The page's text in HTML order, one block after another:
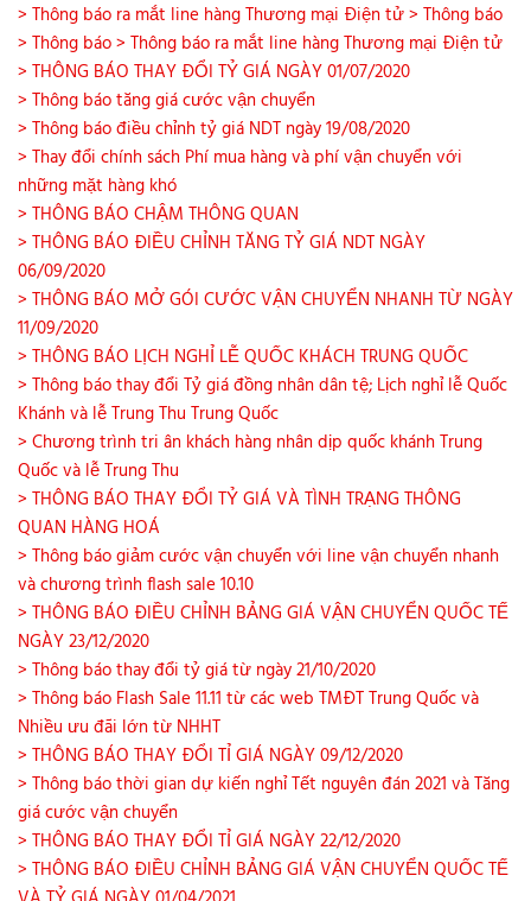
> Thông báo ra mắt line hàng Thương mại Điện tử> Thông báo
> Thông báo> Thông báo ra mắt line hàng Thương mại Điện tử
> THÔNG BÁO THAY ĐỔI TỶ GIÁ NGÀY 01/07/2020
> Thông báo tăng giá cước vận chuyển
> Thông báo điều chỉnh tỷ giá NDT ngày 19/08/2020
> Thay đổi chính sách Phí mua hàng và phí vận chuyển với
những mặt hàng khó
> THÔNG BÁO CHẬM THÔNG QUAN
> THÔNG BÁO ĐIỀU CHỈNH TĂNG TỶ GIÁ NDT NGÀY
06/09/2020
> THÔNG BÁO MỞ GÓI CƯỚC VẬN CHUYỂN NHANH TỪ NGÀY
11/09/2020
> THÔNG BÁO LỊCH NGHỈ LỄ QUỐC KHÁCH TRUNG QUỐC
> Thông báo thay đổi Tỷ giá đồng nhân dân tệ; Lịch nghỉ lễ Quốc
Khánh và lễ Trung Thu Trung Quốc
> Chương trình tri ân khách hàng nhân dịp quốc khánh Trung
Quốc và lễ Trung Thu
> THÔNG BÁO THAY ĐỔI TỶ GIÁ VÀ TÌNH TRẠNG THÔNG
QUAN HÀNG HOÁ
> Thông báo giảm cước vận chuyển với line vận chuyển nhanh
và chương trình flash sale 10.10
> THÔNG BÁO ĐIỀU CHỈNH BẢNG GIÁ VẬN CHUYỂN QUỐC TẾ
NGÀY 23/12/2020
> Thông báo thay đổi tỷ giá từ ngày 21/10/2020
> Thông báo Flash Sale 11.11 từ các web TMĐT Trung Quốc và
Nhiều ưu đãi lớn từ NHHT
> THÔNG BÁO THAY ĐỔI TỈ GIÁ NGÀY 09/12/2020
> Thông báo thời gian dự kiến nghỉ Tết nguyên đán 2021 và Tăng
giá cước vận chuyển
> THÔNG BÁO THAY ĐỔI TỈ GIÁ NGÀY 22/12/2020
> THÔNG BÁO ĐIỀU CHỈNH BẢNG GIÁ VẬN CHUYỂN QUỐC TẾ